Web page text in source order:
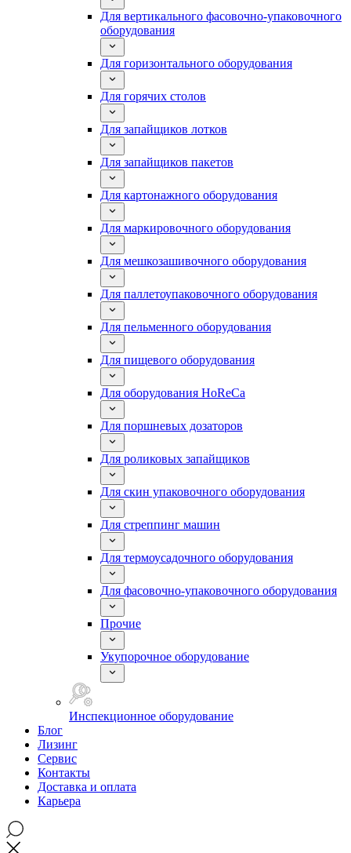
Для вертикального фасовочно-упаковочного
оборудования
Для горизонтального оборудования
Для горячих столов
Для запайщиков лотков
Для запайщиков пакетов
Для картонажного оборудования
Для маркировочного оборудования
Для мешкозашивочного оборудования
Для паллетоупаковочного оборудования
Для пельменного оборудования
Для пищевого оборудования
Для оборудования HoReCa
Для поршневых дозаторов
Для роликовых запайщиков
Для скин упаковочного оборудования
Для стреппинг машин
Для термоусадочного оборудования
Для фасовочно-упаковочного оборудования
Прочие
Укупорочное оборудование
Инспекционное оборудование
Блог
Лизинг
Сервис
Контакты
Доставка и оплата
Карьера